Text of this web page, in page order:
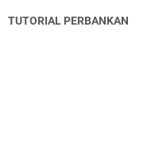
TUTORIAL PERBANKAN